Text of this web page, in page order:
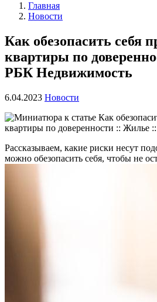
Главная
Новости
Как обезопасить себя
квартиры по
РБК Недвижимость
6.04.2023 Новости
Рассказываем, какие риски несут
можно обезопасить себя, чтобы не